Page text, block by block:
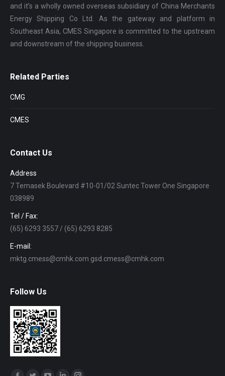
and it’s a wholly owned overseas subsidiary of China Merchants
Energy Shipping Co Ltd. As the gateway and platform in
Southeast Asia, CMES Singapore is committed to the upstream
and downstream of the shipping business.
Related Parties
CMG
CMES
Contact Us
Address
7 Temasek Boulevard #10-01/02 Suntec Tower One Singapore
038989
Tel / Fax:
(65) 6293 3557 / (65) 6293 8285
E-mail:
mktg.cmess@cmhk.com gsd.cmess@cmhk.com
Follow Us
Find us on: